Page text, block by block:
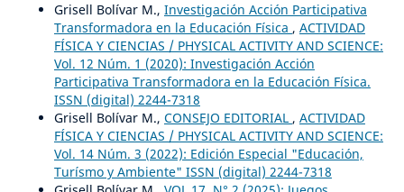
Grisell Bolívar M., Investigación Acción Participativa
Transformadora en la Educación Física , ACTIVIDAD
FÍSICA Y CIENCIAS / PHYSICAL ACTIVITY AND SCIENCE:
Vol. 12 Núm. 1 (2020): Investigación Acción
Participativa Transformadora en la Educación Física.
ISSN (digital) 2244-7318
Grisell Bolívar M., CONSEJO EDITORIAL , ACTIVIDAD
FÍSICA Y CIENCIAS / PHYSICAL ACTIVITY AND SCIENCE:
Vol. 14 Núm. 3 (2022): Edición Especial "Educación,
Turísmo y Ambiente" ISSN (digital) 2244-7318